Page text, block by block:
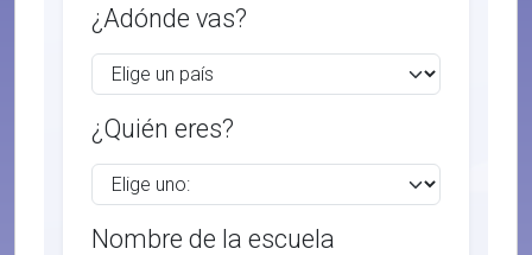
¿Adónde vas?
¿Quién eres?
Nombre de la escuela